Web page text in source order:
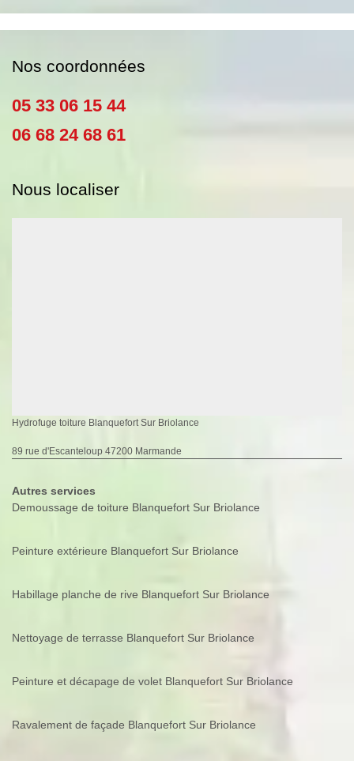
Nos coordonnées
05 33 06 15 44
06 68 24 68 61
Nous localiser
Hydrofuge toiture Blanquefort Sur Briolance
89 rue d'Escanteloup 47200 Marmande
Autres services
Demoussage de toiture Blanquefort Sur Briolance
Peinture extérieure Blanquefort Sur Briolance
Habillage planche de rive Blanquefort Sur Briolance
Nettoyage de terrasse Blanquefort Sur Briolance
Peinture et décapage de volet Blanquefort Sur Briolance
Ravalement de façade Blanquefort Sur Briolance